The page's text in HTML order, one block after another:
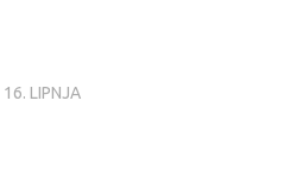
16. LIPNJA